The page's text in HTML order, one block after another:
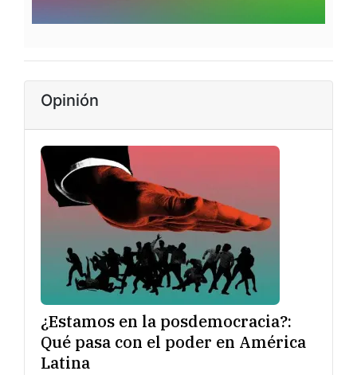
Opinión
¿Estamos en la posdemocracia?:
Qué pasa con el poder en América
Latina